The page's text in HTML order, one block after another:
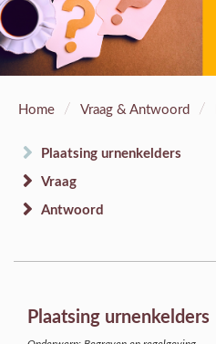
Home / Vraag & Antwoord /
Plaatsing urnenkelders
Vraag
Antwoord
Plaatsing urnenkelders